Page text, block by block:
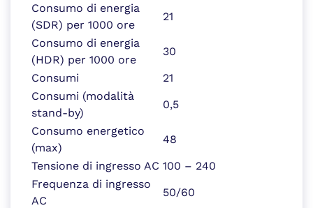
Consumo di energia
(SDR) per 1000 ore
21
Consumo di energia
(HDR) per 1000 ore
30
Consumi
21
Consumi (modalità
stand-by)
0,5
Consumo energetico
(max)
48
Tensione di ingresso AC 100 – 240
Frequenza di ingresso
AC
50/60